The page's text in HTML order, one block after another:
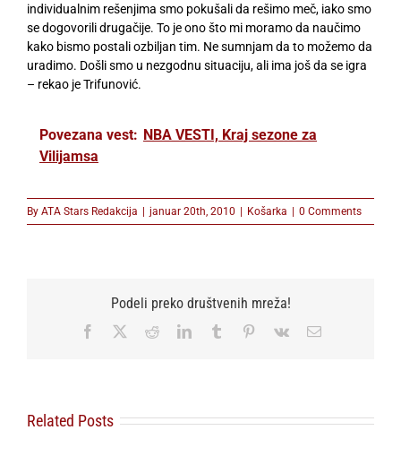
individualnim rešenjima smo pokušali da rešimo meč, iako smo
se dogovorili drugačije. To je ono što mi moramo da naučimo
kako bismo postali ozbiljan tim. Ne sumnjam da to možemo da
uradimo. Došli smo u nezgodnu situaciju, ali ima još da se igra
– rekao je Trifunović.
Povezana vest: NBA VESTI, Kraj sezone za
Vilijamsa
By ATA Stars Redakcija | januar 20th, 2010 | Košarka | 0 Comments
Podeli preko društvenih mreža!
Facebook RedditLinkedInTumblr Pinterest
Vk Email
Related Posts